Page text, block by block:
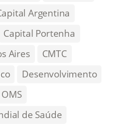
Argentina
Capital Portenha
Aires
CMTC
Desenvolvimento
OMS
de Saúde